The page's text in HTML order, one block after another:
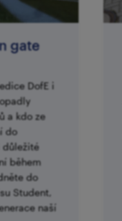
gate
DofE i
a kdo ze
do
důležité
během
do
Student,
naší